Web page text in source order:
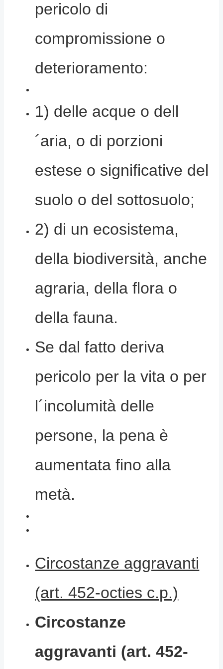
pericolo di
compromissione o
deterioramento:
1) delle acque o dell
´aria, o di porzioni
estese o significative del
suolo o del sottosuolo;
2) di un ecosistema,
della biodiversità, anche
agraria, della flora o
della fauna.
Se dal fatto deriva
pericolo per la vita o per
l´incolumità delle
persone, la pena è
aumentata fino alla
metà.
Circostanze aggravanti
(art. 452-octies c.p.)
Circostanze
aggravanti (art. 452-